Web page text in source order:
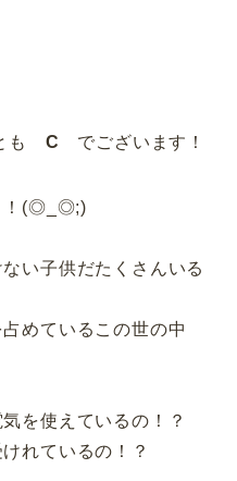
も C でございます！
！(◎_◎;)
い子供だたくさんいる
めているこの世の中
を使えているの！？
れているの！？